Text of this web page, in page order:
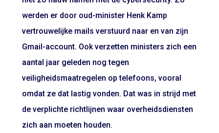
werden er door oud-minister Henk Kamp
vertrouwelijke mails verstuurd naar en van zijn
Gmail-account. Ook verzetten ministers zich een
aantal jaar geleden nog tegen
veiligheidsmaatregelen op telefoons, vooral
omdat ze dat lastig vonden. Dat was in strijd met
de verplichte richtlijnen waar overheidsdiensten
zich aan moeten houden.